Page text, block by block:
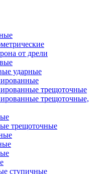
от дрели
ударные
трещоточные
трещоточные,
трещоточные
ступичные